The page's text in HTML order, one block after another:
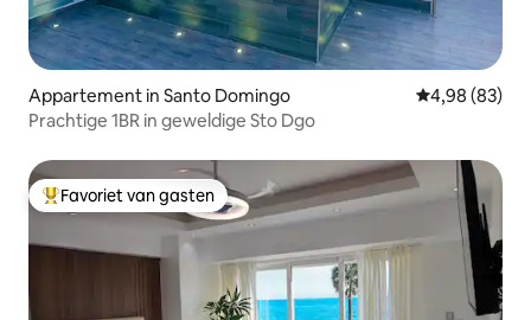
Appartement in Santo Domingo Gemiddelde
4,98 (83)
Prachtige 1BR in geweldige Sto Dgo
Topfavoriet van gasten
Favoriet van gasten